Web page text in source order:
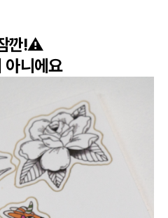
깐!⚠️
아니에요